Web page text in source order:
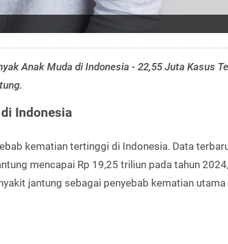
Anak Muda di Indonesia - 22,55 Juta Kasus
Indonesia
kematian tertinggi di Indonesia. Data
mencapai Rp 19,25 triliun pada tahun 2024,
jantung sebagai penyebab kematian utama